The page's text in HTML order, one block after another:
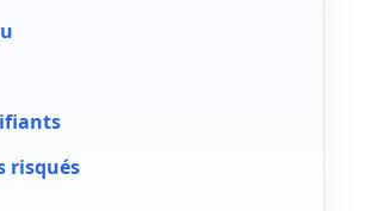
risqués